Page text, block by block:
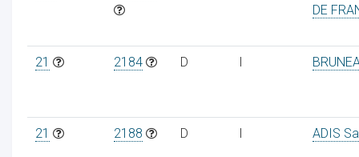
DE
21 2184 D I
21 2188 D I ADIS